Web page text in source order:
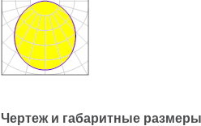
Чертеж и габаритные размеры